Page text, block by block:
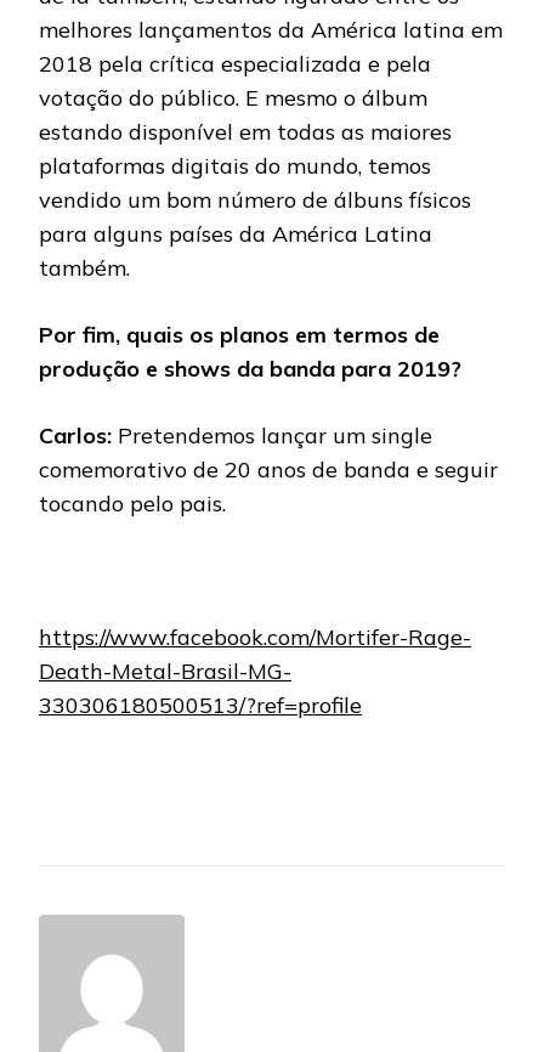
melhores lançamentos da América latina em
2018 pela crítica especializada e pela
votação do público. E mesmo o álbum
estando disponível em todas as maiores
plataformas digitais do mundo, temos
vendido um bom número de álbuns físicos
para alguns países da América Latina
também.
Por fim, quais os planos em termos de
produção e shows da banda para 2019?
Carlos: Pretendemos lançar um single
comemorativo de 20 anos de banda e seguir
tocando pelo pais.
https://www.facebook.com/Mortifer-Rage-
Death-Metal-Brasil-MG-
330306180500513/?ref=profile